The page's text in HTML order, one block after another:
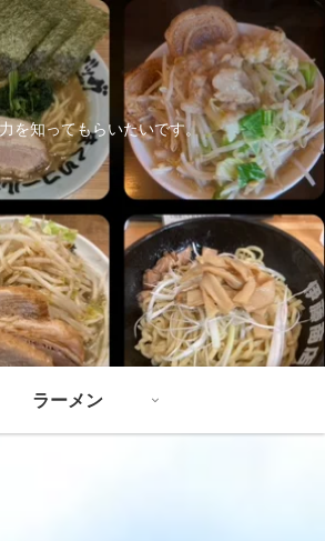
を知ってもらいたいです。
ラーメン